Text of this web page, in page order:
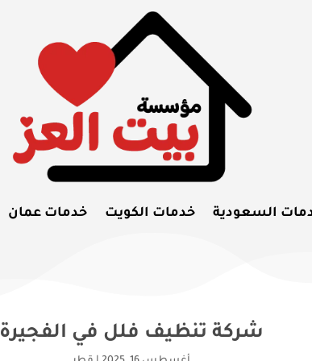
السعودية خدمات الكويت خدمات عمان
شركة تنظيف فلل في الفجيرة